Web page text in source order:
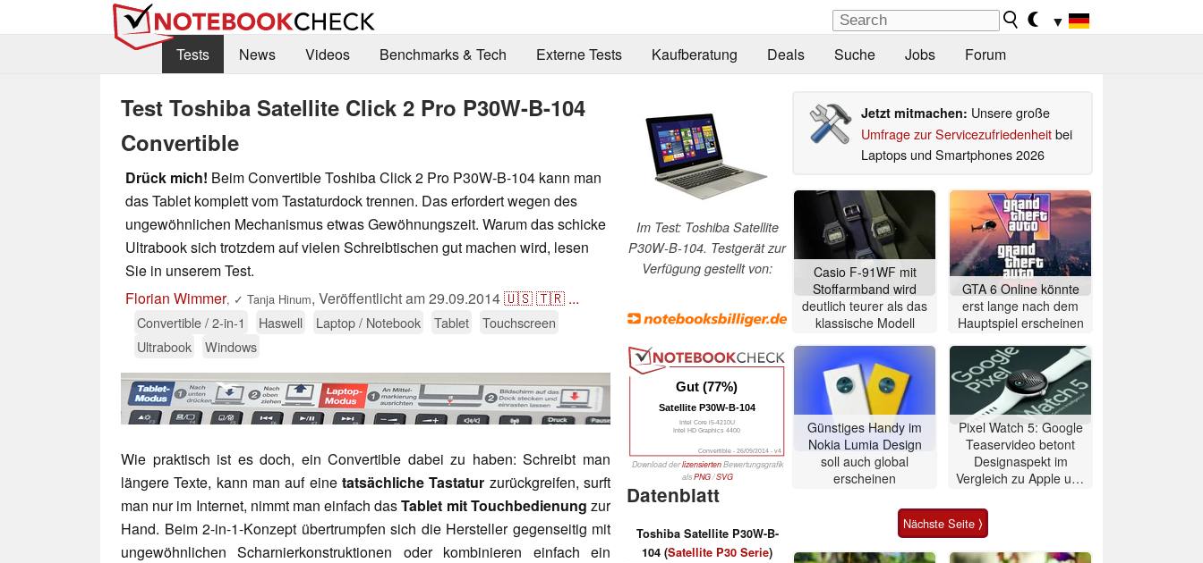
▼
Tests
News Videos Benchmarks & Tech Externe Tests Kaufberatung Deals Suche Jobs Forum
Test Toshiba Satellite Click 2 Pro P30W-B-104
Convertible
Drück mich! Beim Convertible Toshiba Click 2 Pro P30W-B-104 kann man
das Tablet komplett vom Tastaturdock trennen. Das erfordert wegen des
ungewöhnlichen Mechanismus etwas Gewöhnungszeit. Warum das schicke
Ultrabook sich trotzdem auf vielen Schreibtischen gut machen wird, lesen
Sie in unserem Test.
Florian Wimmer, ✓ Tanja Hinum, Veröffentlicht am29.09.2014🇺🇸🇹🇷 ...
Convertible / 2-in-1 Haswell Laptop / Notebook Tablet
Touchscreen
Ultrabook
Windows
Wie praktisch ist es doch, ein Convertible dabei zu haben: Schreibt man
längere Texte, kann man auf eine tatsächliche Tastatur zurückgreifen, surft
man nur im Internet, nimmt man einfach dasTablet mit Touchbedienung zur
Hand. Beim 2-in-1-Konzept übertrumpfen sich die Hersteller gegenseitig mit
ungewöhnlichen Scharnierkonstruktionen oder kombinieren einfach ein
Im Test: Toshiba Satellite
P30W-B-104. Testgerät zur
Verfügung gestellt von:
Gut (77%)
Satellite P30W-B-104
Intel Core i5-4210U
Intel HD Graphics 4400
Convertible - 26/09/2014 - v4
Download derlizensiertenBewertungsgrafik
alsPNG/SVG
Datenblatt
Toshiba Satellite P30W-B-
104 (Satellite P30 Serie)
Jetzt mitmachen: Unsere große
Umfrage zur Servicezufriedenheitbei
Laptops und Smartphones 2026
Casio F-91WF mit
Stoffarmband wird
deutlich teurer als das
klassische Modell
GTA 6 Online könnte
erst lange nach dem
Hauptspiel erscheinen
Günstiges Handy im
Nokia Lumia Design
soll auch global
erscheinen
Pixel Watch 5: Google
Teaservideo betont
Designaspekt im
Vergleich zu Apple und
Nächste Seite ⟩